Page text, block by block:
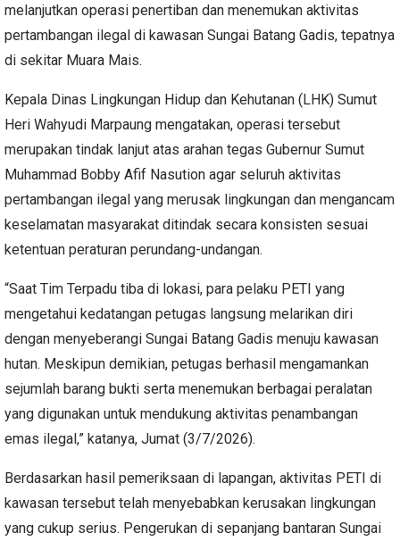
melanjutkan operasi penertiban dan menemukan aktivitas
pertambangan ilegal di kawasan Sungai Batang Gadis, tepatnya
di sekitar Muara Mais.
Kepala Dinas Lingkungan Hidup dan Kehutanan (LHK) Sumut
Heri Wahyudi Marpaung mengatakan, operasi tersebut
merupakan tindak lanjut atas arahan tegas Gubernur Sumut
Muhammad Bobby Afif Nasution agar seluruh aktivitas
pertambangan ilegal yang merusak lingkungan dan mengancam
keselamatan masyarakat ditindak secara konsisten sesuai
ketentuan peraturan perundang-undangan.
“Saat Tim Terpadu tiba di lokasi, para pelaku PETI yang
mengetahui kedatangan petugas langsung melarikan diri
dengan menyeberangi Sungai Batang Gadis menuju kawasan
hutan. Meskipun demikian, petugas berhasil mengamankan
sejumlah barang bukti serta menemukan berbagai peralatan
yang digunakan untuk mendukung aktivitas penambangan
emas ilegal,” katanya, Jumat (3/7/2026).
Berdasarkan hasil pemeriksaan di lapangan, aktivitas PETI di
kawasan tersebut telah menyebabkan kerusakan lingkungan
yang cukup serius. Pengerukan di sepanjang bantaran Sungai